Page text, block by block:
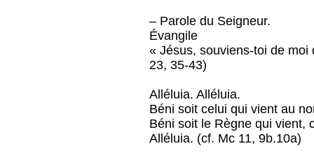
– Parole du Seigneur.
Évangile
« Jésus, souviens-toi de
23, 35-43)
Alléluia. Alléluia.
Béni soit celui qui vient au
Béni soit le Règne qui vient,
Alléluia. (cf. Mc 11, 9b.10a)